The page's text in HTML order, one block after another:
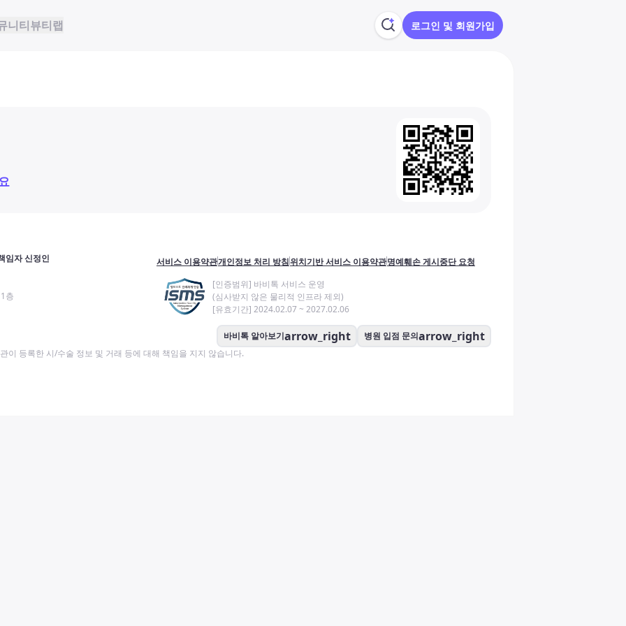
니티뷰티랩 로그인 및 회원가입
임자 신정인
층
서비스 이용약관개인정보 처리 방침위치기반 서비스 이용약관명예훼손 게시중단 요청
[인증범위] 바비톡 서비스 운영
(심사받지 않은 물리적 인프라 제외)
[유효기간] 2024.02.07 ~ 2027.02.06
바비톡 알아보기arrow_right 병원 입점 문의arrow_right
이 등록한 시/수술 정보 및 거래 등에 대해 책임을 지지 않습니다.